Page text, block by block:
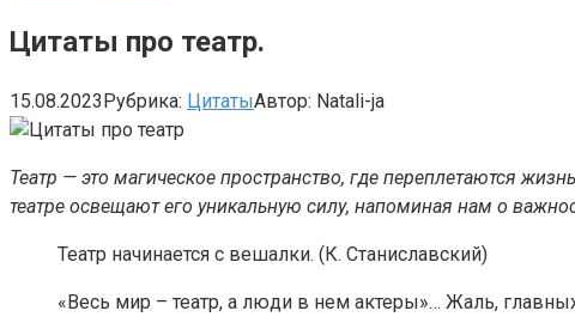
Цитаты про театр.
15.08.2023Рубрика: ЦитатыАвтор: Natali-ja
Театр — это магическое пространство, где переплетаются
театре освещают его уникальную силу, напоминая нам о
Театр начинается с вешалки. (К. Станиславский)
«Весь мир – театр, а люди в нем актеры»… Жаль,